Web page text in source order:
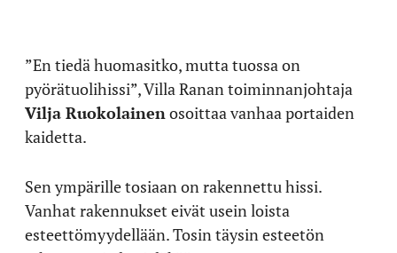
”En tiedä huomasitko, mutta tuossa on
pyörätuolihissi”, Villa Ranan toiminnanjohtaja
Vilja Ruokolainenosoittaa vanhaa portaiden
kaidetta.
Sen ympärille tosiaan on rakennettu hissi.
Vanhat rakennukset eivät usein loista
esteettömyydellään. Tosin täysin esteetön